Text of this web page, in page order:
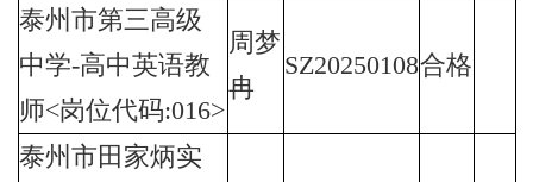
泰州市第三高级
中学-高中英语教
师<岗位代码:016>
周梦
冉
SZ20250108合格
泰州市田家炳实